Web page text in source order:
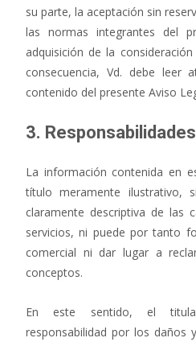
su parte, la aceptación sin
las normas integrantes del
adquisición de la
consecuencia, Vd. debe leer
contenido del presente Aviso
3.
La información contenida en
título meramente ilustrativo,
claramente descriptiva de las
servicios, ni puede por tanto
comercial ni dar lugar a
conceptos.
En este sentido, el
responsabilidad por los daños